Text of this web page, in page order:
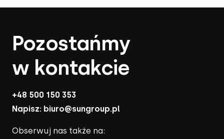
Pozostańmy
w kontakcie
Napisz: biuro@sungroup.pl
+48 500 150 353
Obserwuj nas także na: